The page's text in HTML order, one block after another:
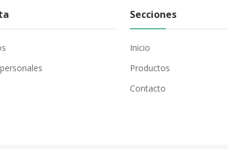
Secciones
Inicio
Productos
Contacto